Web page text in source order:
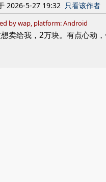
2026-5-27 19:32 只看该作者
by wap, platform: Android
卖给我，2万块。有点心动